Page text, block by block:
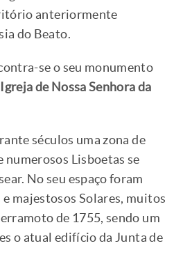
anteriormente
do Beato.
se o seu monumento
Igreja de Nossa Senhora da
séculos uma zona de
numerosos Lisboetas se
No seu espaço foram
majestosos Solares, muitos
de 1755, sendo um
o atual edifício da Junta de